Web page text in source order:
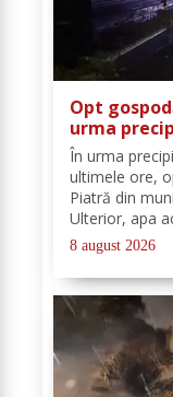
Opt
urma
ultimele
În urma
ultimele ore,
Piatră din
Ulterior, apa
pe carosabil.
din cadrul
8 august 2026